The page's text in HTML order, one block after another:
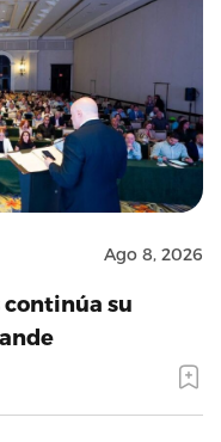
Ago 8, 2026
continúa su